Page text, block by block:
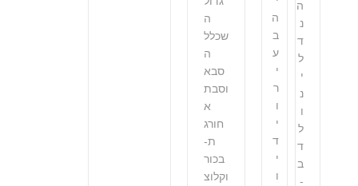
ה
נ
ד
ל
י
נ
ו
ל
ד
ב
-
ה
ב
ע
י
ר
ו
י
ד
י
ו
ה
שכלל
ה
סבא
וסבת
א
חורג
ת-
בכור
וקלוצ